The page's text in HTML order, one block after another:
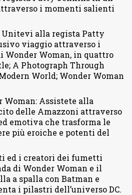
i momenti salienti
Unitevi alla regista Patty
viaggio attraverso i
Woman, in quattro
A Photograph Through
World; Wonder Woman
Woman: Assistete alla
delle Amazzoni attraverso
emotiva che trasforma le
più eroiche e potenti del
ed i creatori dei fumetti
di Wonder Woman e il
a spalla con Batman e
i pilastri dell’universo DC.